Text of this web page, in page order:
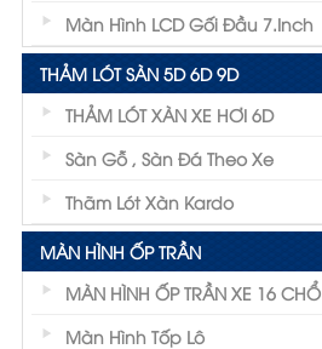
Màn Hình LCD Gối Đầu 7.inch
THẢM LÓT SÀN 5D 6D 9D
THẢM LÓT XÀN XE HƠI 6D
Sàn Gỗ , Sàn Đá Theo Xe
Thãm Lót Xàn Kardo
MÀN HÌNH ỐP TRẦN
MÀN HÌNH ỐP TRẦN XE 16 CHỔ
Màn Hình Tốp Lô